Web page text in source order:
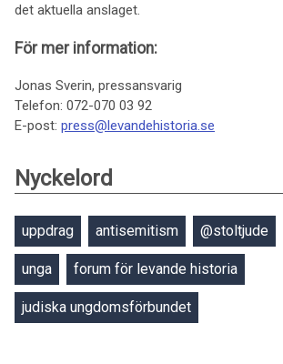
det aktuella anslaget.
För mer information:
Jonas Sverin, pressansvarig
Telefon: 072-070 03 92
E-post: press@levandehistoria.se
Nyckelord
uppdrag antisemitism @stoltjude
unga forum för levande historia
judiska ungdomsförbundet